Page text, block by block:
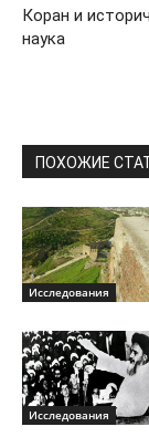
Коран и
наука
ПОХОЖИЕ
Исследования
Исследования